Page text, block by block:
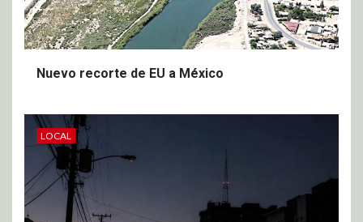
Nuevo recorte de EU a México
LOCAL